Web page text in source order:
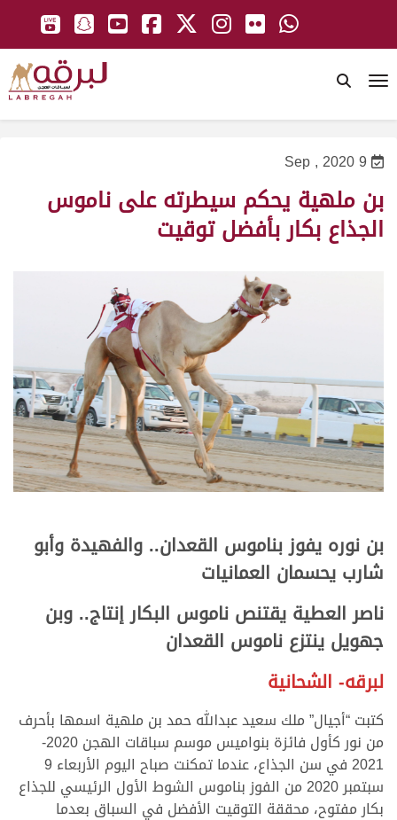
9 Sep , 2020
بن ملهية يحكم سيطرته على ناموس
الجذاع بكار بأفضل توقيت
بن نوره يفوز بناموس القعدان.. والفهيدة وأبو
شارب يحسمان العمانيات
ناصر العطية يقتنص ناموس البكار إنتاج.. وبن
جهويل ينتزع ناموس القعدان
لبرقه- الشحانية
كتبت “أجيال” ملك سعيد عبدالله حمد بن ملهية اسمها بأحرف
من نور كأول فائزة بنواميس موسم سباقات الهجن 2020-
2021 في سن الجذاع، عندما تمكنت صباح اليوم الأربعاء 9
سبتمبر 2020 من الفوز بناموس الشوط الأول الرئيسي للجذاع
بكار مفتوح، محققة التوقيت الأفضل في السباق بعدما